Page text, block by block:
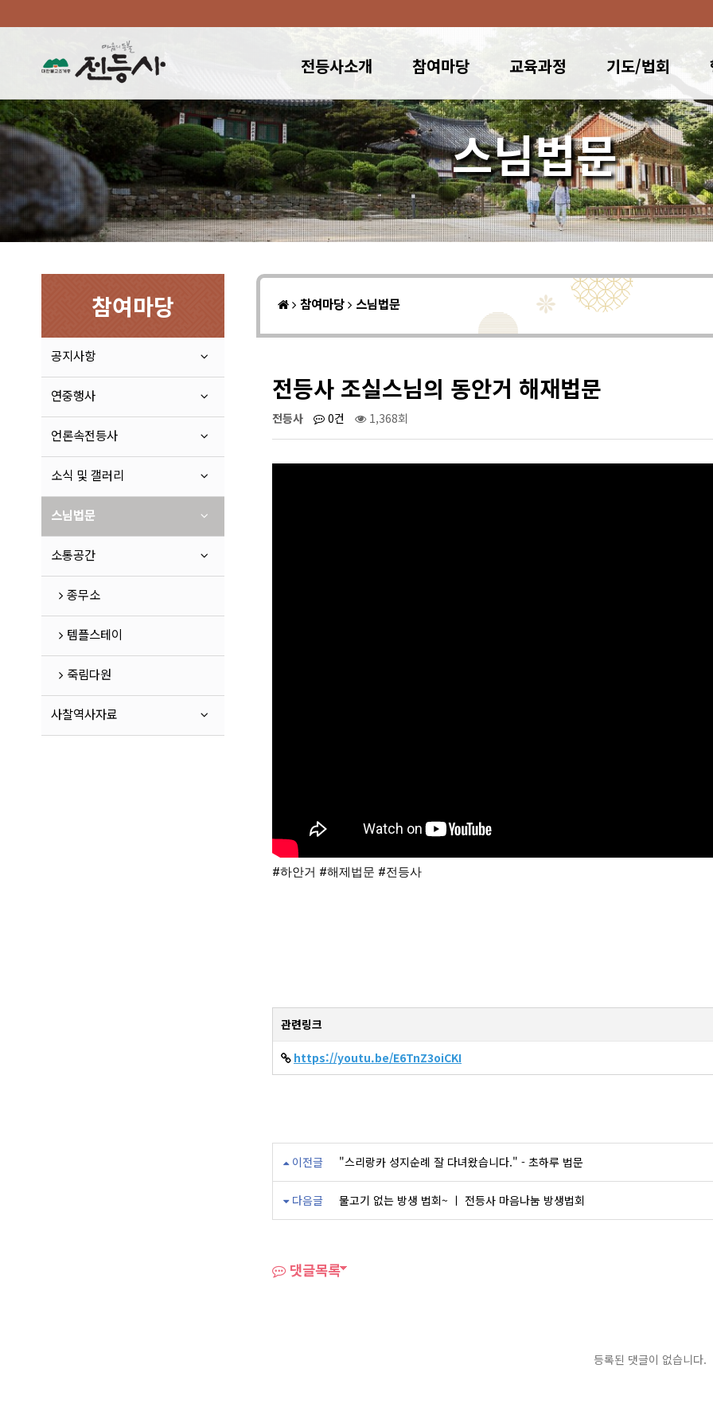
전등사소개 참여마당 교육과정 기도/법회
스님법문
참여마당
공지사항
연중행사
언론속전등사
소식 및 갤러리
스님법문
소통공간
종무소
템플스테이
죽림다원
사찰역사자료
참여마당 스님법문
전등사 조실스님의 동안거 해재법문
전등사 0건 1,368회
#하안거 #해제법문 #전등사
관련링크
https://youtu.be/E6TnZ3oiCKI
이전글 "스리랑카 성지순례 잘 다녀왔습니다." - 초하루 법문
다음글 물고기 없는 방생 법회~ ㅣ 전등사 마음나눔 방생법회
댓글목록
등록된 댓글이 없습니다.